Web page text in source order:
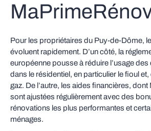
Pour les propriétaires du Puy-de-Dôme,
évoluent rapidement. D’un côté, la
européenne pousse à réduire l’usage
dans le résidentiel, en particulier le fioul
gaz. De l’autre, les aides financières, dont
sont ajustées régulièrement avec des
rénovations les plus performantes et
ménages.